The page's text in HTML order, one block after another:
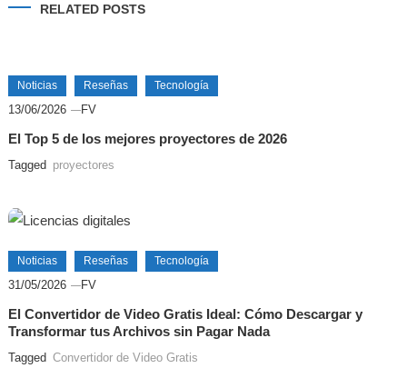
RELATED POSTS
Noticias Reseñas Tecnología
13/06/2026 FV
El Top 5 de los mejores proyectores de 2026
Tagged proyectores
Noticias Reseñas Tecnología
31/05/2026 FV
El Convertidor de Video Gratis Ideal: Cómo Descargar y
Transformar tus Archivos sin Pagar Nada
Tagged Convertidor de Video Gratis